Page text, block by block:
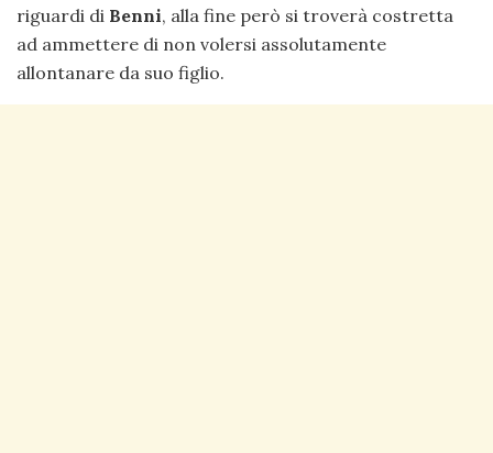
riguardi di Benni, alla fine però si troverà costretta
ad ammettere di non volersi assolutamente
allontanare da suo figlio.